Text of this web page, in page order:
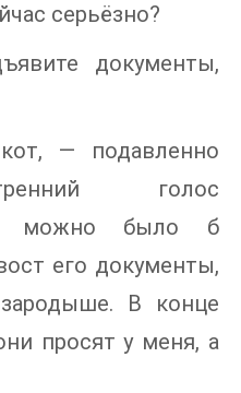
серьёзно?
документы,
— подавленно
голос
можно было б
его документы,
В конце
просят у меня, а